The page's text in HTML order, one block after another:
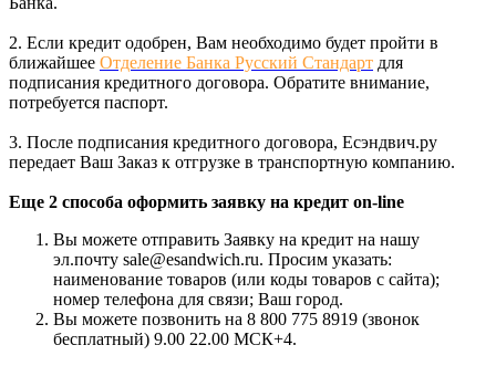
2. Если кредит одобрен, Вам необходимо будет пройти в
ближайшее Отделение Банка Русский Стандарт для
подписания кредитного договора. Обратите внимание,
потребуется паспорт.
3. После подписания кредитного договора, Есэндвич.ру
передает Ваш Заказ к отгрузке в транспортную компанию.
Еще 2 способа оформить заявку на кредит on-line
Вы можете отправить Заявку на кредит на нашу
эл.почту sale@esandwich.ru. Просим указать:
наименование товаров (или коды товаров с сайта);
номер телефона для связи; Ваш город.
Вы можете позвонить на 8 800 775 8919 (звонок
бесплатный) 9.00 22.00 МСК+4.